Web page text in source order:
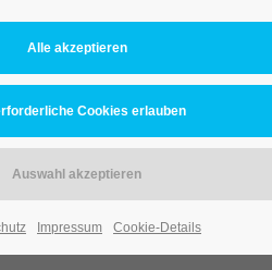
offer support for our
- Fri 8:00am - 5:00pm
+1)
Impressum Cookie-Details